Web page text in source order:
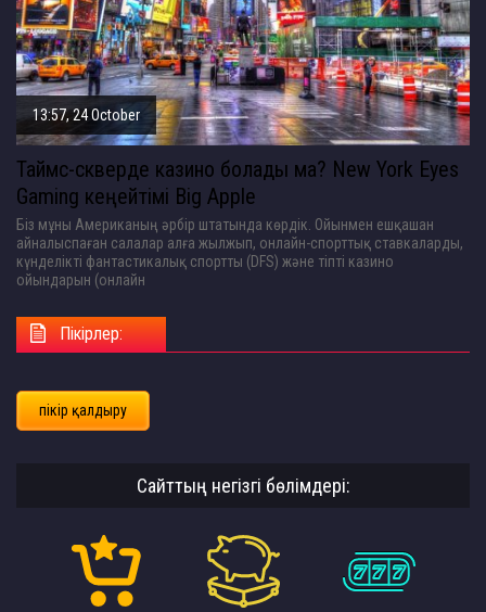
13:57, 24 October
Таймс-скверде казино болады ма? New York Eyes
Gaming кеңейтімі Big Apple
Біз мұны Американың әрбір штатында көрдік. Ойынмен ешқашан
айналыспаған салалар алға жылжып, онлайн-спорттық ставкаларды,
күнделікті фантастикалық спортты (DFS) және тіпті казино
ойындарын (онлайн
Пікірлер:
пікір қалдыру
Сайттың негізгі бөлімдері: